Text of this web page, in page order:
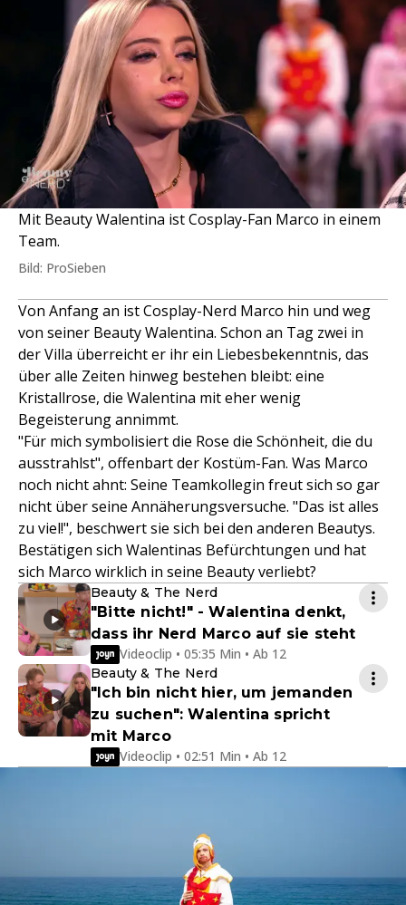
Mit Beauty Walentina ist Cosplay-Fan Marco in einem
Team.
Bild: ProSieben
Von Anfang an ist Cosplay-Nerd Marco hin und weg
von seiner Beauty Walentina. Schon an Tag zwei in
der Villa überreicht er ihr ein Liebesbekenntnis, das
über alle Zeiten hinweg bestehen bleibt: eine
Kristallrose, die Walentina mit eher wenig
Begeisterung annimmt.
"Für mich symbolisiert die Rose die Schönheit, die du
ausstrahlst", offenbart der Kostüm-Fan. Was Marco
noch nicht ahnt: Seine Teamkollegin freut sich so gar
nicht über seine Annäherungsversuche. "Das ist alles
zu viel!", beschwert sie sich bei den anderen Beautys.
Bestätigen sich Walentinas Befürchtungen und hat
sich Marco wirklich in seine Beauty verliebt?
Beauty & The Nerd
"Bitte nicht!" - Walentina denkt,
dass ihr Nerd Marco auf sie steht
Videoclip • 05:35 Min • Ab 12
Beauty & The Nerd
"Ich bin nicht hier, um jemanden
zu suchen": Walentina spricht
mit Marco
Videoclip • 02:51 Min • Ab 12